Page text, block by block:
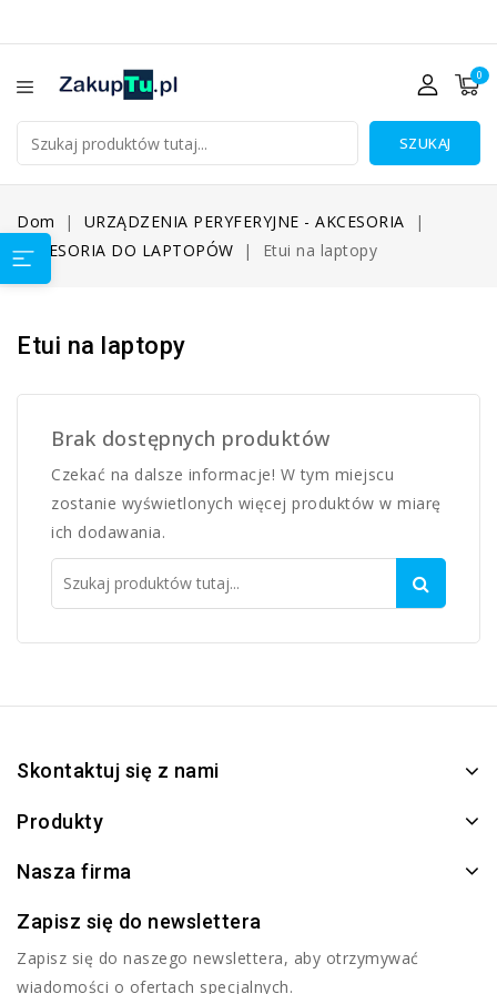
0
SZUKAJ
Dom
URZĄDZENIA PERYFERYJNE - AKCESORIA
AKCESORIA DO LAPTOPÓW
Etui na laptopy
Etui na laptopy
Brak dostępnych produktów
Czekać na dalsze informacje! W tym miejscu
zostanie wyświetlonych więcej produktów w miarę
ich dodawania.
Skontaktuj się z nami
Produkty
Nasza firma
Zapisz się do newslettera
Zapisz się do naszego newslettera, aby otrzymywać
wiadomości o ofertach specjalnych.